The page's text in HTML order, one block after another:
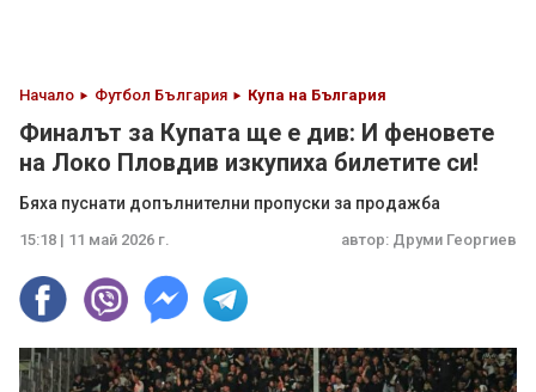
Начало Футбол България Купа на България
Финалът за Купата ще е див: И феновете
на Локо Пловдив изкупиха билетите си!
Бяха пуснати допълнителни пропуски за продажба
15:18 | 11 май 2026 г. автор: Друми Георгиев